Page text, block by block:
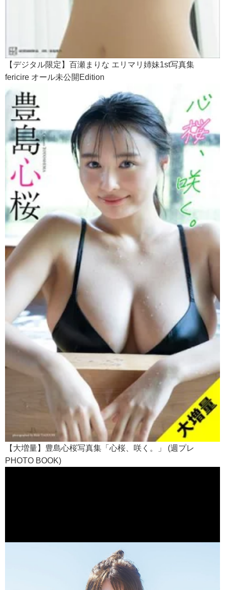
【デジタル限定】百瀬まりな エリマリ姉妹1st写真集
fericire オール未公開Edition
【大増量】豊島心桜写真集「心桜、咲く。」 (週プレ
PHOTO BOOK)